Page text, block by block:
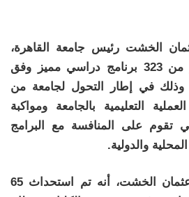
الخشت رئيس جامعة القاهرة،
استحداث الجامعة أكثر من 323 برنامج دراسي مميز وفق
في إطار التحول لجامعة من
التعليمية بالجامعة ومواكبة
تقوم على المنافسة مع البرامج
والدولية.
وأوضح الدكتور محمد عثمان الخشت، أنه تم استحداث 65